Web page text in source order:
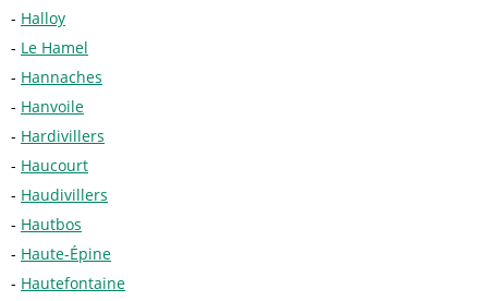
Halloy
Le Hamel
Hannaches
Hanvoile
Hardivillers
Haucourt
Haudivillers
Hautbos
Haute-Épine
Hautefontaine